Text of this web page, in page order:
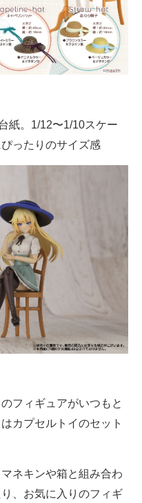
紙。1/12〜1/10スケー
ったりのサイズ感
フィギュアがいつもと
カプセルトイのセット
ネキンや箱と組み合わ
、お気に入りのフィギ